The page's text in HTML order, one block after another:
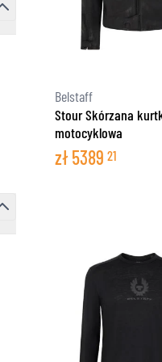
Belstaff
Stour Skórzana
motocyklowa
zł5389 21